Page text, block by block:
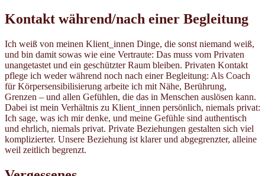
Kontakt während/nach einer Begleitung
Ich weiß von meinen Klient_innen Dinge, die sonst niemand weiß,
und bin damit sowas wie eine Vertraute: Das muss vom Privaten
unangetastet und ein geschützter Raum bleiben. Privaten Kontakt
pflege ich weder während noch nach einer Begleitung: Als Coach
für Körpersensibilisierung arbeite ich mit Nähe, Berührung,
Grenzen – und allen Gefühlen, die das in Menschen auslösen kann.
Dabei ist mein Verhältnis zu Klient_innen persönlich, niemals privat:
Ich sage, was ich mir denke, und meine Gefühle sind authentisch
und ehrlich, niemals privat. Private Beziehungen gestalten sich viel
komplizierter. Unsere Beziehung ist klarer und abgegrenzter, alleine
weil zeitlich begrenzt.